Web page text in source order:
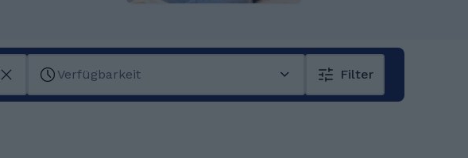
Verfügbarkeit Filter